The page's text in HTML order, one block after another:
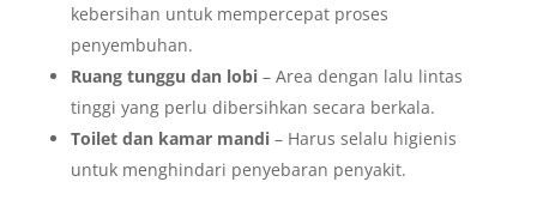
kebersihan untuk mempercepat proses
penyembuhan.
Ruang tunggu dan lobi– Area dengan lalu lintas
tinggi yang perlu dibersihkan secara berkala.
Toilet dan kamar mandi– Harus selalu higienis
untuk menghindari penyebaran penyakit.